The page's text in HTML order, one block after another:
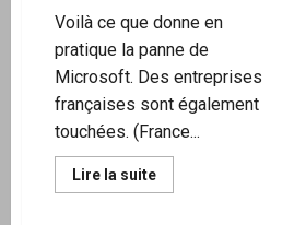
Voilà ce que donne en
pratique la panne de
Microsoft. Des entreprises
françaises sont également
touchées. (France...
Lire la suiteEn
savoir